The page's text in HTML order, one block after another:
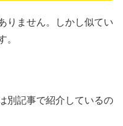
りません。しかし似てい
。
別記事で紹介しているの